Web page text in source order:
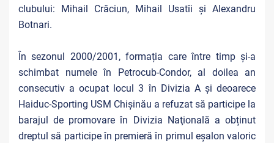
clubului: Mihail Crăciun, Mihail Usatîi și Alexandru
Botnari.
În sezonul 2000/2001, formația care între timp și-a
schimbat numele în Petrocub-Condor, al doilea an
consecutiv a ocupat locul 3 în Divizia A și deoarece
Haiduc-Sporting USM Chișinău a refuzat să participe la
barajul de promovare în Divizia Naţională a obținut
dreptul să participe în premieră în primul eșalon valoric